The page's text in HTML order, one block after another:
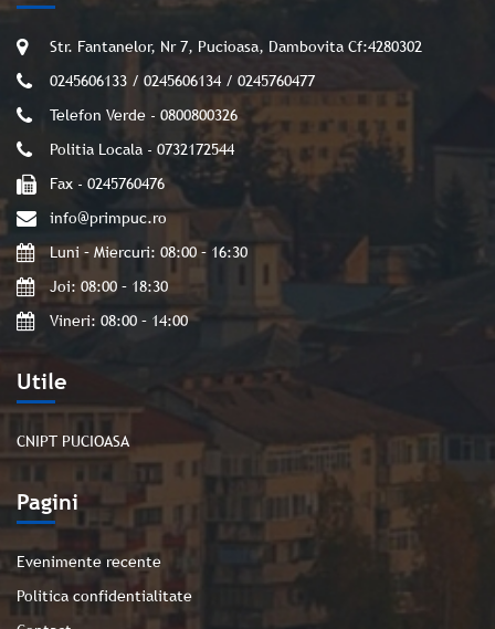
Utile
CNIPT PUCIOASA
Pagini
Evenimente recente
Politica confidentialitate
Str. Fantanelor, Nr 7, Pucioasa, Dambovita Cf:4280302
0245606133 / 0245606134 / 0245760477
Telefon Verde - 0800800326
Politia Locala - 0732172544
Fax - 0245760476
info@primpuc.ro
Luni – Miercuri: 08:00 – 16:30
Joi: 08:00 – 18:30
Vineri: 08:00 – 14:00